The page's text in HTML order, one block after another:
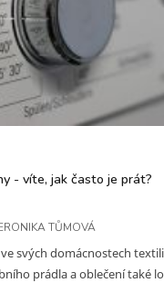
- víte, jak často je prát?
TŮMOVÁ
svých domácnostech
prádla a oblečení také